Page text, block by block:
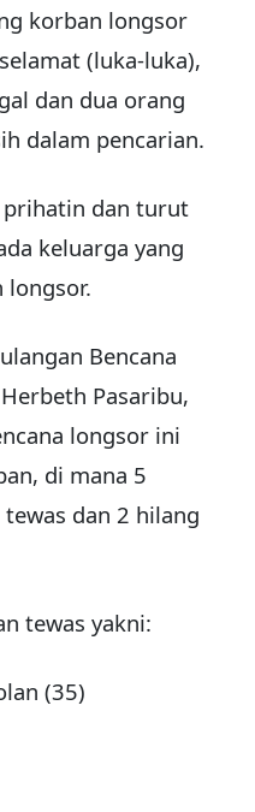
korban longsor
(luka-luka),
dan dua orang
dalam pencarian.
prihatin dan turut
keluarga yang
longsor.
Bencana
Pasaribu,
longsor ini
di mana 5
dan 2 hilang
tewas yakni:
(35)